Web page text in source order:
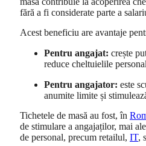
fără a fi considerate parte a
Acest beneficiu are avantaje
Pentru angajat: crește
reduce cheltuielile
Pentru angajator: este
anumite limite și
Tichetele de masă au fost, în
de stimulare a angajaților, mai
de personal, precum retailul, IT,